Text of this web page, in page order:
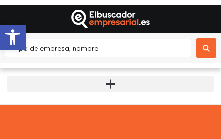
Abrir barra de herramientas